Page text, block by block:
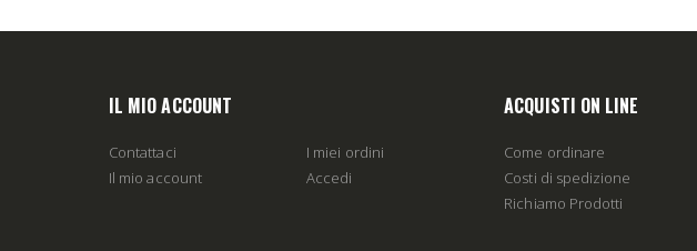
IL MIO ACCOUNT
Contattaci
Il mio account
I miei ordini
Accedi
ACQUISTI ON LINE
Come ordinare
Costi di spedizione
Richiamo Prodotti